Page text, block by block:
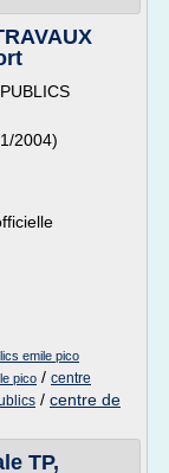
2004)
emile pico
pico / centre
/ centre de
TP,